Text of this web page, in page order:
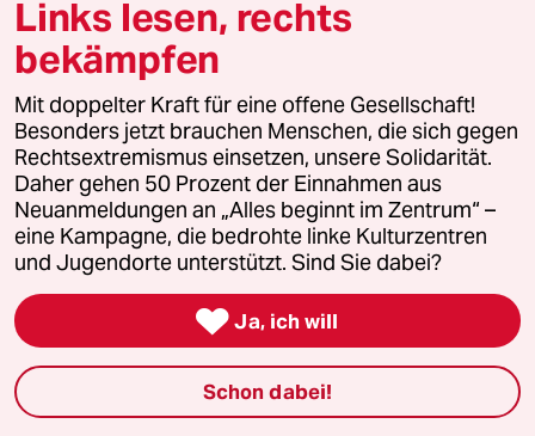
Kultur
Sport
Berlin
Nord
Wahrheit
Themen
Links lesen, rechts
bekämpfen
Mit doppelter Kraft für eine offene Gesellschaft!
Besonders jetzt brauchen Menschen, die sich gegen
Rechtsextremismus einsetzen, unsere Solidarität.
Daher gehen 50 Prozent der Einnahmen aus
Neuanmeldungen an „Alles beginnt im Zentrum“ –
eine Kampagne, die bedrohte linke Kulturzentren
und Jugendorte unterstützt. Sind Sie dabei?
 Ja, ich will
Schon dabei!